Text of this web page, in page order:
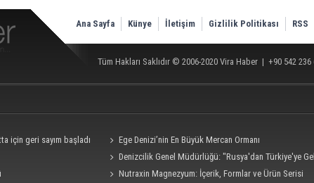
Ana Sayfa Künye İletişim Gizlilik Politikası RSS
Tüm Hakları Saklıdır © 2006-2020 Vira Haber | +90 542 236
için geri sayım başladı Ege Denizi’nin En Büyük Mercan Ormanı
Denizcilik Genel Müdürlüğü: "Rusya'dan Türkiye'ye
Ro-Ro Gemisi Dron Saldırısına Uğradı"
Nutraxin Magnezyum: İçerik, Formlar ve Ürün Serisi